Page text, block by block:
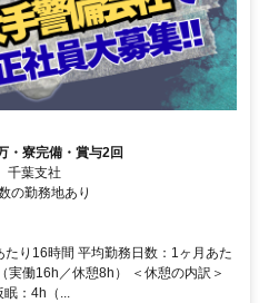
・寮完備・賞与2回
千葉支社
の勤務地あり
り16時間 平均勤務日数：1ヶ月あた
実働16h／休憩8h） ＜休憩の内訳＞
：4h（...